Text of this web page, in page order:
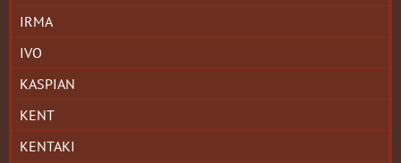
IRMA
IVO
KASPIAN
KENT
KENTAKI